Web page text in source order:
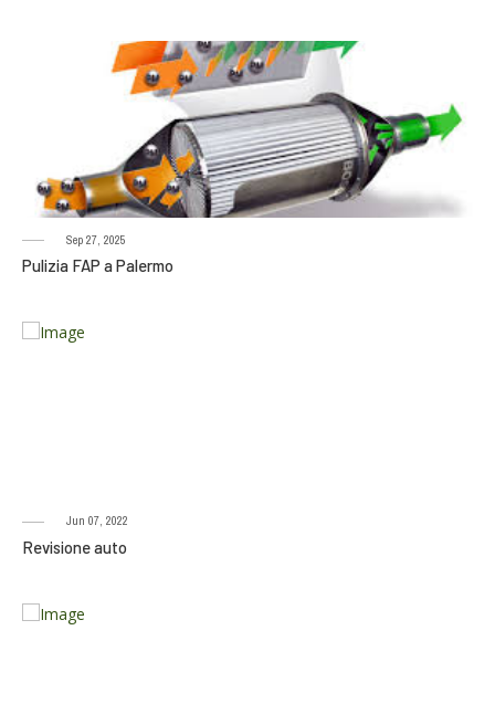
Sep 27, 2025
Pulizia FAP a Palermo
Jun 07, 2022
Revisione auto